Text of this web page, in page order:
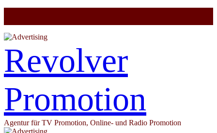
Revolver
Promotion
Agentur für TV Promotion, Online- und Radio Promotion